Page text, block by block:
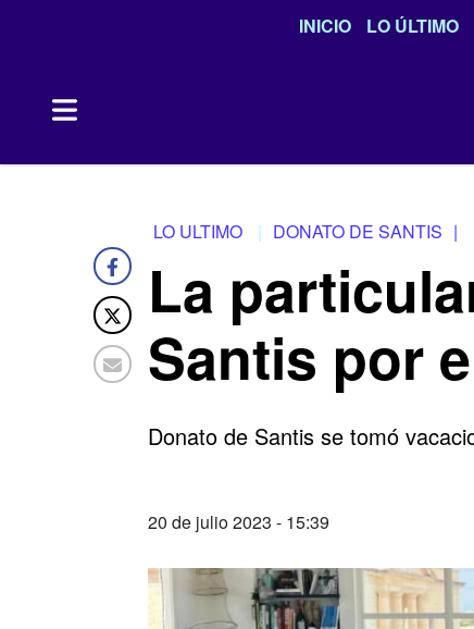
INICIO LO ÚLTIMO
LO ULTIMO DONATO DE SANTIS |
La
Santis por
Donato de Santis se tomó
20 de julio 2023 - 15:39